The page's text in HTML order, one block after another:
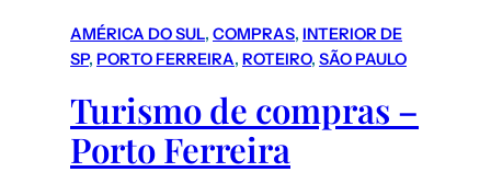
AMÉRICA DO SUL, COMPRAS, INTERIOR DE
SP, PORTO FERREIRA, ROTEIRO, SÃO PAULO
Turismo de compras –
Porto Ferreira